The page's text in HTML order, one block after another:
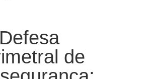
Defesa
de